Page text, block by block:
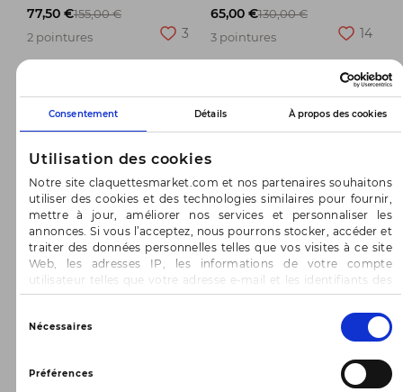
Consentement Détails À propos des cookies
Utilisation des cookies
Notre site claquettesmarket.com et nos partenaires souhaitons
utiliser des cookies et des technologies similaires pour fournir,
mettre à jour, améliorer nos services et personnaliser les
annonces. Si vous l’acceptez, nous pourrons stocker, accéder et
traiter des données personnelles telles que vos visites à ce site
Web, les adresses IP, les informations de votre compte
utilisateur telles que votre adresse e-mail et les identifiants des
cookies.
Vous avez le choix d’« Accepter » pour consentir à ces
utilisations, de « Refuser » pour vous y opposer ou
de sélectionner vos préférences concernant chaque catégorie
de cookie en cliquant sur « Valider la sélection » pour valider vos
options. Vous pouvez à tout moment modifier vos préférences
Nécessaires
Préférences
77,50 €155,00 €
2 pointures
3
65,00 €130,00 €
3 pointures
14
ERAM
44,99 € 89,98 €
4 pointures
8
-50%
BOCAGE
5
1 1 - 16 sur 3002 articles